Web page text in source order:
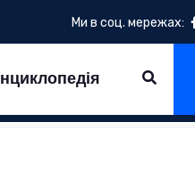
Ми в соц. мережах: